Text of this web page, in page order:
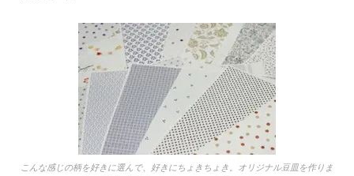
こんな感じの柄を好きに選んで、好きにちょきちょき。オリジナル豆皿を作りま